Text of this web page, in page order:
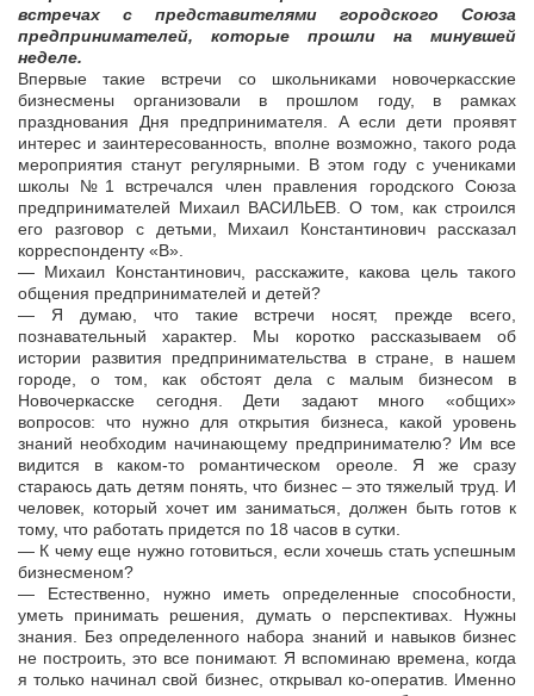
встречах с представителями городского Союза
предпринимателей, которые прошли на минувшей
неделе.
Впервые такие встречи со школьниками новочеркасские
бизнесмены организовали в прошлом году, в рамках
празднования Дня предпринимателя. А если дети проявят
интерес и заинтересованность, вполне возможно, такого рода
мероприятия станут регулярными. В этом году с учениками
школы №1 встречался член правления городского Союза
предпринимателей Михаил ВАСИЛЬЕВ. О том, как строился
его разговор с детьми, Михаил Константинович рассказал
корреспонденту «В».
— Михаил Константинович, расскажите, какова цель такого
общения предпринимателей и детей?
— Я думаю, что такие встречи носят, прежде всего,
познавательный характер. Мы коротко рассказываем об
истории развития предпринимательства в стране, в нашем
городе, о том, как обстоят дела с малым бизнесом в
Новочеркасске сегодня. Дети задают много «общих»
вопросов: что нужно для открытия бизнеса, какой уровень
знаний необходим начинающему предпринимателю? Им все
видится в каком-то романтическом ореоле. Я же сразу
стараюсь дать детям понять, что бизнес – это тяжелый труд. И
человек, который хочет им заниматься, должен быть готов к
тому, что работать придется по 18 часов в сутки.
— К чему еще нужно готовиться, если хочешь стать успешным
бизнесменом?
— Естественно, нужно иметь определенные способности,
уметь принимать решения, думать о перспективах. Нужны
знания. Без определенного набора знаний и навыков бизнес
не построить, это все понимают. Я вспоминаю времена, когда
я только начинал свой бизнес, открывал ко-оператив. Именно